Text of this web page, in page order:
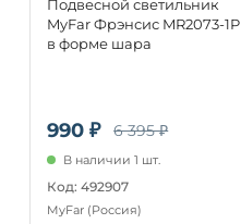
990 ₽ 6 395 ₽
Подвесной светильник
MyFar Фрэнсис MR2073-1P
в форме шара
В наличии 1 шт.
Код: 492907
MyFar (Россия)